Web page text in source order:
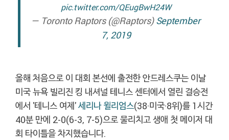
pic.twitter.com/QEugBwH24W
— Toronto Raptors (@Raptors)September
7, 2019
올해 처음으로 이 대회 본선에 출전한 안드레스쿠는 이날
미국 뉴욕 빌리진 킹 내셔널 테니스 센터에서 열린 결승전
에서 '테니스 여제'세리나 윌리엄스(38·미국·8위)를 1시간
40분 만에 2-0(6-3, 7-5)으로 물리치고 생애 첫 메이저 대
회 타이틀을 차지했습니다.